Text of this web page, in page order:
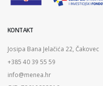
KONTAKT
Josipa Bana Jelačića 22, Čakovec
+385 40 39 55 59
info@menea.hr